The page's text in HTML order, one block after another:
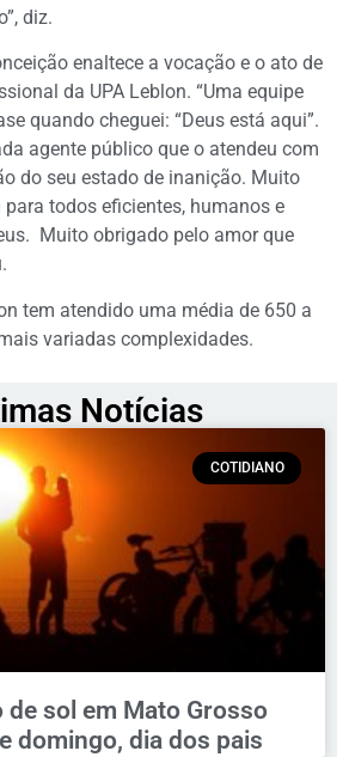
diz.
enaltece a vocação e o ato de
da UPA Leblon. “Uma equipe
quando cheguei: “Deus está aqui”.
agente público que o atendeu com
do seu estado de inanição. Muito
todos eficientes, humanos e
Muito obrigado pelo amor que
tem atendido uma média de 650 a
variadas complexidades.
Notícias
COTIDIANO
de sol em Mato Grosso
domingo, dia dos pais